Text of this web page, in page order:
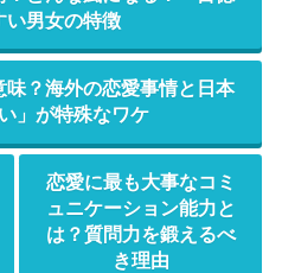
い男女の特徴
？海外の恋愛事情と日本
」が特殊なワケ
恋愛に最も大事なコミ
ュニケーション能力と
は？質問力を鍛えるべ
き理由